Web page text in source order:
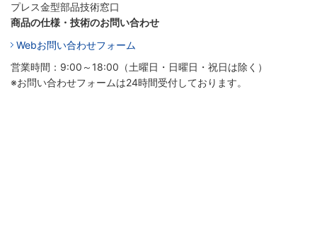
プレス金型部品技術窓口
商品の仕様・技術のお問い合わせ
Webお問い合わせフォーム
営業時間：9:00～18:00（土曜日・日曜日・祝日は除く）
※お問い合わせフォームは24時間受付しております。